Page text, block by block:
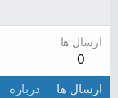
ارسال ها
0
ارسال ها درباره